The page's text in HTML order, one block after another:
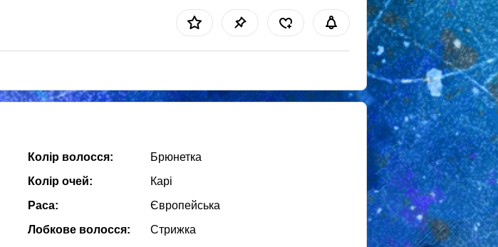
Колір волосся:
Брюнетка
Колір очей:
Карі
Раса:
Європейська
Лобкове волосся:
Стрижка